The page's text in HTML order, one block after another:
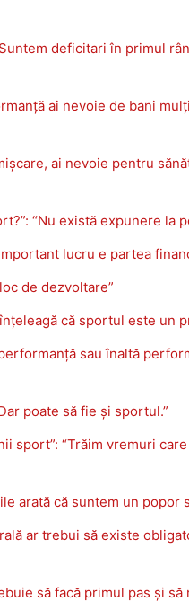
deficitari în primul
ai nevoie de bani
ai nevoie pentru
“Nu există expunere la
lucru e partea
de dezvoltare”
că sportul este un
sau înaltă
poate să fie și sportul.”
sport”: “Trăim vremuri
arată că suntem un popor
ar trebui să existe
să facă primul pas și să